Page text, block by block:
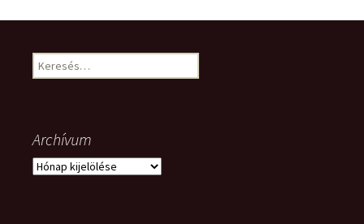
Keresés:
Archívum
Archívum